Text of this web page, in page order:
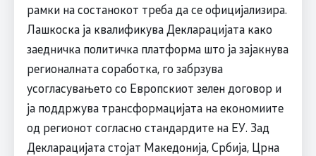
рамки на состанокот треба да се официјализира.
Лашкоска ја квалификува Декларацијата како
заедничка политичка платформа што ја зајакнува
регионалната соработка, го забрзува
усогласувањето со Европскиот зелен договор и
ја поддржува трансформацијата на економиите
од регионот согласно стандардите на ЕУ. Зад
Декларацијата стојат Македонија, Србија, Црна